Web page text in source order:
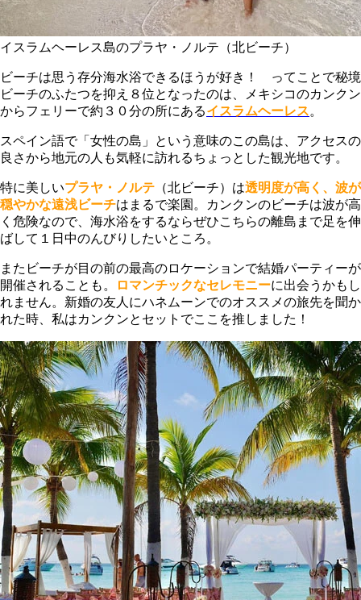
イスラムヘーレス島のプラヤ・ノルテ（北ビーチ）
ビーチは思う存分海水浴できるほうが好き！ ってことで秘境
ビーチのふたつを抑え８位となったのは、メキシコのカンクン
からフェリーで約３０分の所にあるイスラムヘーレス。
スペイン語で「女性の島」という意味のこの島は、アクセスの
良さから地元の人も気軽に訪れるちょっとした観光地です。
特に美しいプラヤ・ノルテ （北ビーチ）は透明度が高く、波が
穏やかな遠浅ビーチはまるで楽園。カンクンのビーチは波が高
く危険なので、海水浴をするならぜひこちらの離島まで足を伸
ばして１日中のんびりしたいところ。
またビーチが目の前の最高のロケーションで結婚パーティーが
開催されることも。
ロマンチックなセレモニーに出会うかもし
れません。新婚の友人にハネムーンでのオススメの旅先を聞か
れた時、私はカンクンとセットでここを推しました！